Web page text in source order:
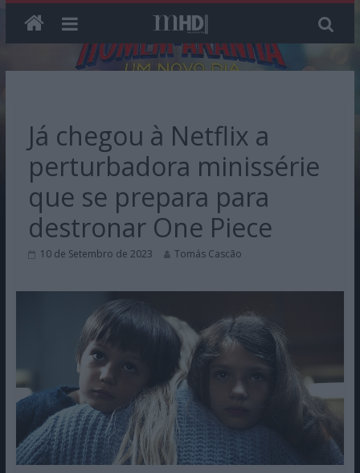
Já chegou à Netflix a
perturbadora minissérie
que se prepara para
destronar One Piece
10 de Setembro de 2023 Tomás Cascão